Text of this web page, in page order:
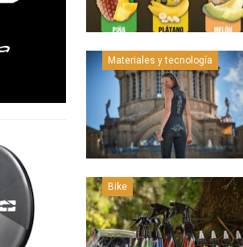
Materiales y tecnología
Bike